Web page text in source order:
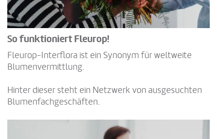
So funktioniert Fleurop!
Fleurop-Interflora ist ein Synonym für weltweite
Blumenvermittlung.
Hinter dieser steht ein Netzwerk von ausgesuchten
Blumenfachgeschäften.